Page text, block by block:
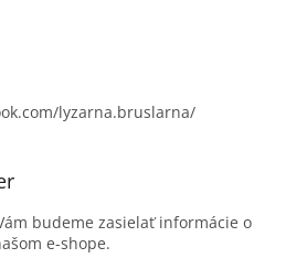
lyzarna.bruslarna/
budeme zasielať informácie o
e-shope.